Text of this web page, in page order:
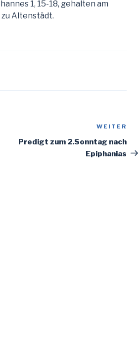
1, 15-18, gehalten am
Altenstädt.
WEITER
Predigt zum 2.Sonntag nach
Epiphanias